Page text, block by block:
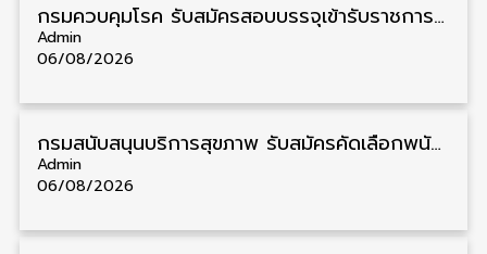
กรมควบคุมโรค รับสมัครสอบบรรจุเข้ารับราชการ วุฒิ ปวส./ป.ตรี 17 อัตรา รับสมัคร 17 สิงหาคม – 4 กันยายน
Admin
06/08/2026
กรมสนับสนุนบริการสุขภาพ รับสมัครคัดเลือกพนักงานราชการ วุฒิ ปวส./ป.ตรี 13 อัตรา รับสมัคร 11 – 20 สิงหาคม
Admin
06/08/2026